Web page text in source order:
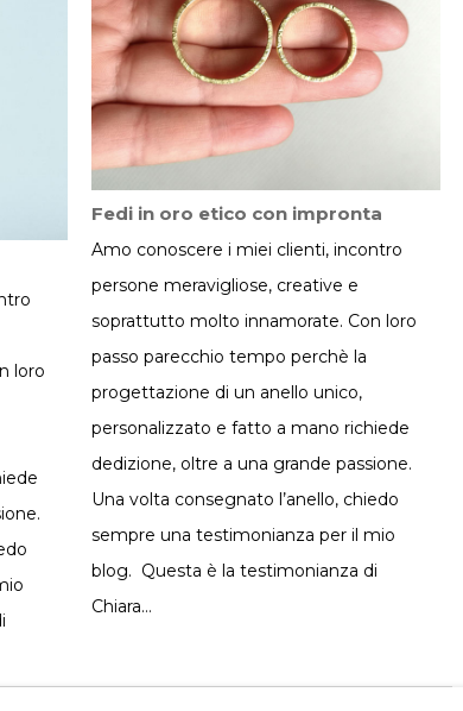
loro
Fedi in oro etico con impronta
Amo conoscere i miei clienti, incontro
persone meravigliose, creative e
soprattutto molto innamorate. Con loro
passo parecchio tempo perchè la
progettazione di un anello unico,
personalizzato e fatto a mano richiede
dedizione, oltre a una grande passione.
Una volta consegnato l’anello, chiedo
sempre una testimonianza per il mio
blog. Questa è la testimonianza di
Chiara…